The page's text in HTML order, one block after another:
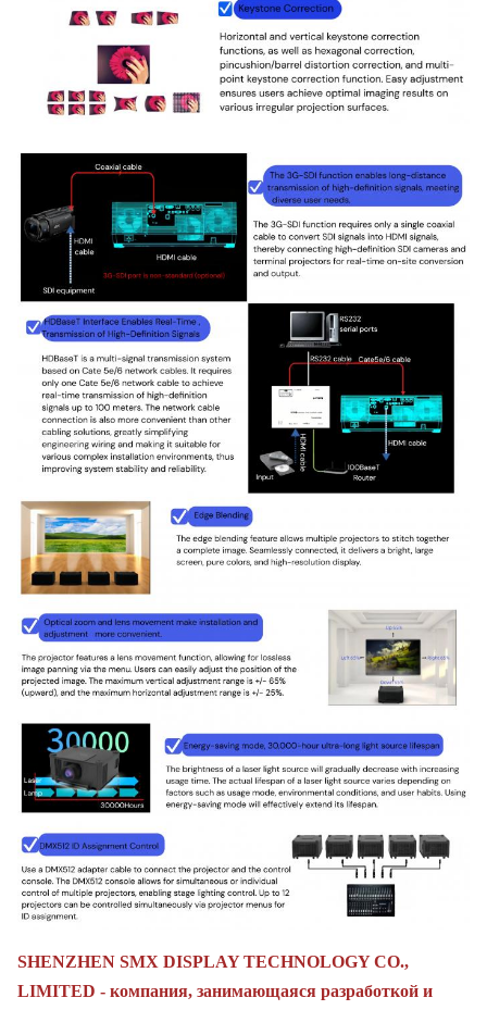
SHENZHEN SMX DISPLAY TECHNOLOGY CO.,
LIMITED - компания, занимающаяся разработкой и